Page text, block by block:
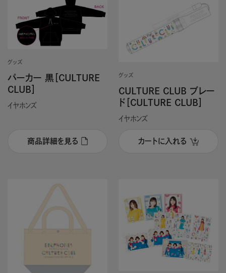
グッズ
パーカー 黒［CULTURE
CLUB］
イヤホンズ
商品詳細を見る
グッズ
CULTURE CLUB ブレー
ド［CULTURE CLUB］
イヤホンズ
カートに入れる